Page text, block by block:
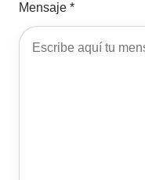
Mensaje *